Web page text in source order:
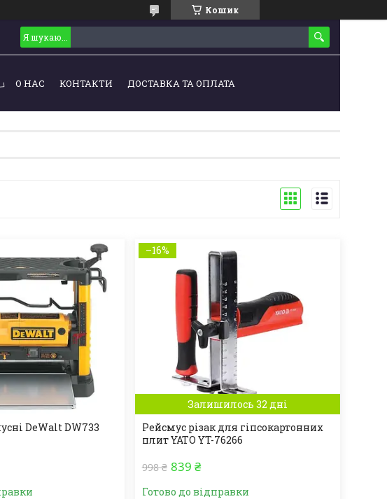
Кошик
О НАС КОНТАКТИ ДОСТАВКА ТА ОПЛАТА
DeWalt DW733
–16%
Залишилось 32 дні
Рейсмус різак для гіпсокартонних
плит YATO YT-76266
998 ₴ 839 ₴
Готово до відправки